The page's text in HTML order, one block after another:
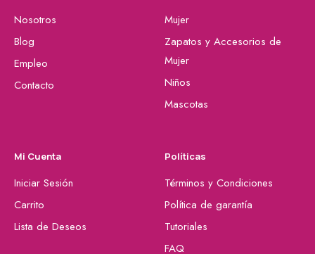
Nosotros
Blog
Empleo
Contacto
Mujer
Zapatos y Accesorios de
Mujer
Niños
Mascotas
Mi Cuenta
Iniciar Sesión
Carrito
Lista de Deseos
Políticas
Términos y Condiciones
Política de garantía
Tutoriales
FAQ